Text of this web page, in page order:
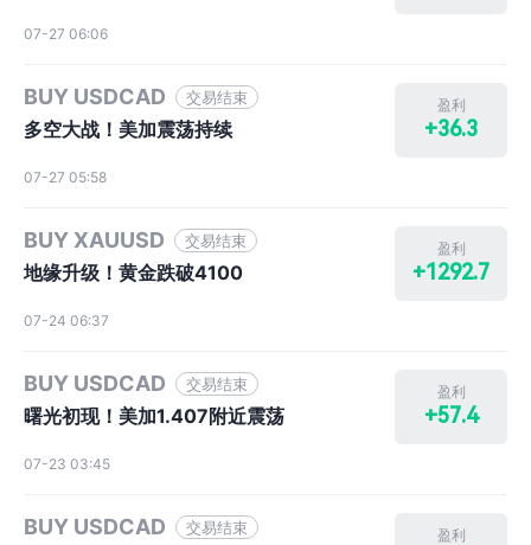
07-27 06:06
BUY USDCAD 交易结束
多空大战！美加震荡持续
盈利
+36.3
07-27 05:58
BUY XAUUSD 交易结束
地缘升级！黄金跌破4100
盈利
+1292.7
07-24 06:37
BUY USDCAD 交易结束
曙光初现！美加1.407附近震荡
盈利
+57.4
07-23 03:45
BUY USDCAD 交易结束 盈利